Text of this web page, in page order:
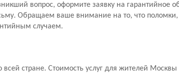
вопрос, оформите заявку на гарантийное
Обращаем ваше внимание на то, что
случаем.
стране. Стоимость услуг для жителей Москвы